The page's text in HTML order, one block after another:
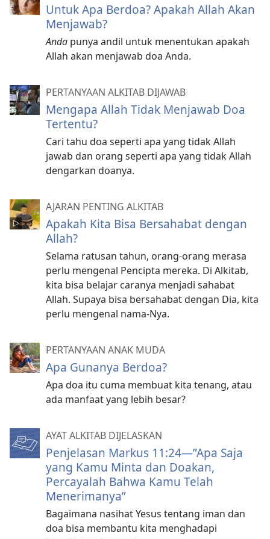
Untuk Apa Berdoa? Apakah Allah Akan
Menjawab?
Anda punya andil untuk menentukan apakah
Allah akan menjawab doa Anda.
PERTANYAAN ALKITAB DIJAWAB
Mengapa Allah Tidak Menjawab Doa
Tertentu?
Cari tahu doa seperti apa yang tidak Allah
jawab dan orang seperti apa yang tidak Allah
dengarkan doanya.
AJARAN PENTING ALKITAB
Apakah Kita Bisa Bersahabat dengan
Allah?
Selama ratusan tahun, orang-orang merasa
perlu mengenal Pencipta mereka. Di Alkitab,
kita bisa belajar caranya menjadi sahabat
Allah. Supaya bisa bersahabat dengan Dia, kita
perlu mengenal nama-Nya.
PERTANYAAN ANAK MUDA
Apa Gunanya Berdoa?
Apa doa itu cuma membuat kita tenang, atau
ada manfaat yang lebih besar?
AYAT ALKITAB DIJELASKAN
Penjelasan Markus 11:24—”Apa Saja
yang Kamu Minta dan Doakan,
Percayalah Bahwa Kamu Telah
Menerimanya”
Bagaimana nasihat Yesus tentang iman dan
doa bisa membantu kita menghadapi